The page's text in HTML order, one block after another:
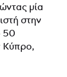
μία
στην
50
Κύπρο,